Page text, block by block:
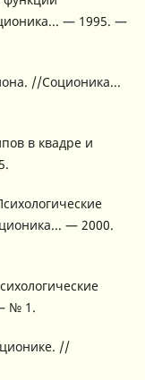
— 1995. —
//Соционика...
в квадре и
— 2000.
№ 1.
//